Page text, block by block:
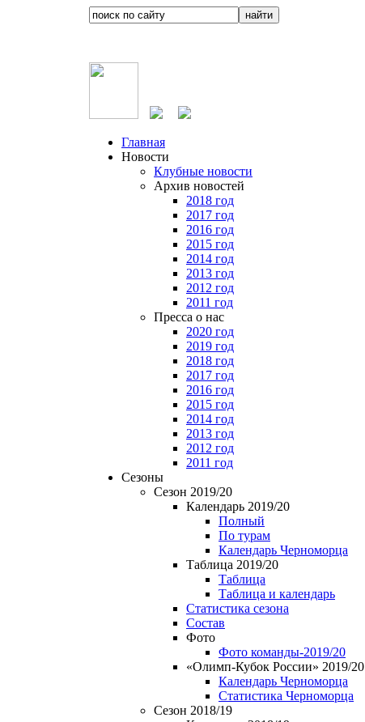
Главная
Новости
Клубные новости
Архив новостей
2018 год
2017 год
2016 год
2015 год
2014 год
2013 год
2012 год
2011 год
Пресса о нас
2020 год
2019 год
2018 год
2017 год
2016 год
2015 год
2014 год
2013 год
2012 год
2011 год
Сезоны
Сезон 2019/20
Календарь 2019/20
Полный
По турам
Календарь Черноморца
Таблица 2019/20
Таблица
Таблица и календарь
Статистика сезона
Состав
Фото
Фото команды-2019/20
«Олимп-Кубок России» 2019/20
Календарь Черноморца
Статистика Черноморца
Сезон 2018/19